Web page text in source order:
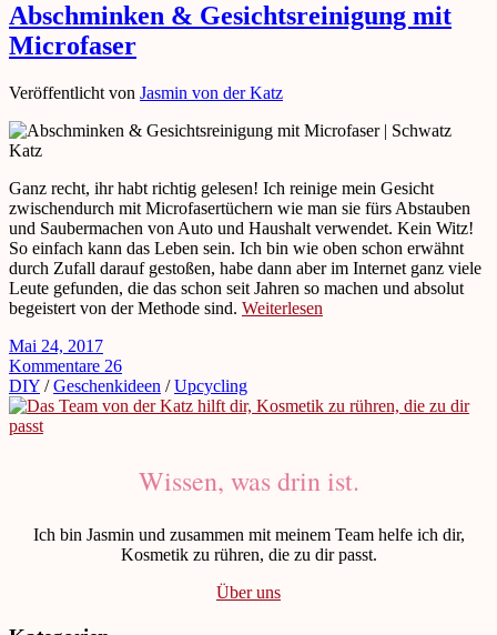
Abschminken & Gesichtsreinigung mit
Microfaser
Veröffentlicht von Jasmin von der Katz
Ganz recht, ihr habt richtig gelesen! Ich reinige mein Gesicht
zwischendurch mit Microfasertüchern wie man sie fürs Abstauben
und Saubermachen von Auto und Haushalt verwendet. Kein Witz!
So einfach kann das Leben sein. Ich bin wie oben schon erwähnt
durch Zufall darauf gestoßen, habe dann aber im Internet ganz viele
Leute gefunden, die das schon seit Jahren so machen und absolut
begeistert von der Methode sind. Weiterlesen
Mai 24, 2017
Kommentare 26
DIY /Geschenkideen /Upcycling
Wissen, was drin ist.
Ich bin Jasmin und zusammen mit meinem Team helfe ich dir,
Kosmetik zu rühren, die zu dir passt.
Über uns